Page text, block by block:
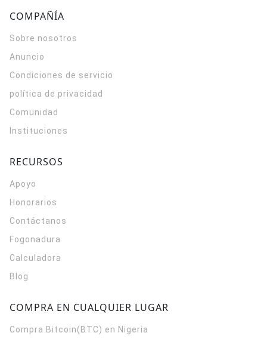
COMPAÑÍA
Sobre nosotros
Anuncio
Condiciones de servicio
política de privacidad
Comunidad
Instituciones
RECURSOS
Apoyo
Honorarios
Contáctanos
Fogonadura
Calculadora
Blog
COMPRA EN CUALQUIER LUGAR
Compra Bitcoin(BTC) en Nigeria